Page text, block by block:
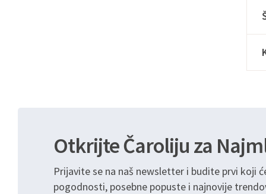
Otkrijte Čaroliju za
Prijavite se na naš newsletter i budite prvi koji
pogodnosti, posebne popuste i najnovije